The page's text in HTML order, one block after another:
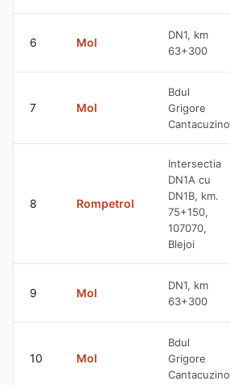
6 Mol
DN1, km
63+300
7 Mol
Bdul
Grigore
Cantacuzino
8 Rompetrol
Intersectia
DN1A cu
DN1B, km.
75+150,
107070,
Blejoi
9 Mol
DN1, km
63+300
10 Mol
Bdul
Grigore
Cantacuzino